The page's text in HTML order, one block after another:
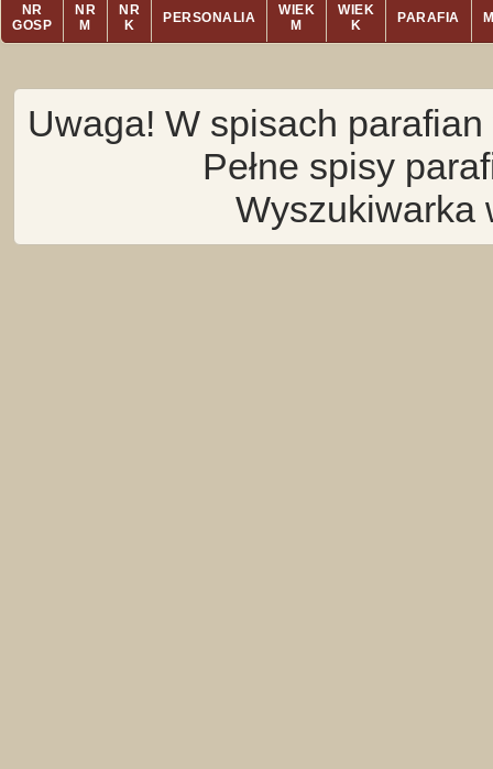
NR
GOSP
NR
M
NR
K
PERSONALIA
WIEK
M
WIEK
K
PARAFIA
Uwaga! W spisach
Pełne spisy
Wyszukiwarka